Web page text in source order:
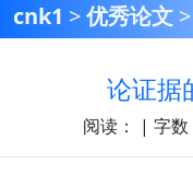
cnk1 >优秀论文 >
论证据
阅读： | 字